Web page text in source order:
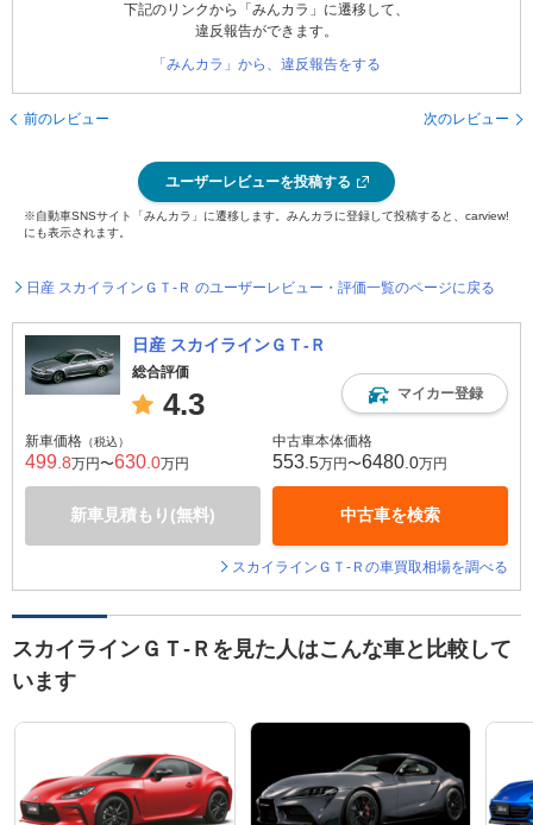
下記のリンクから「みんカラ」に遷移して、
違反報告ができます。
「みんカラ」から、違反報告をする
前のレビュー 次のレビュー
ユーザーレビューを投稿する
※自動車SNSサイト「みんカラ」に遷移します。みんカラに登録して投稿すると、carview!
にも表示されます。
日産 スカイラインＧＴ‐Ｒ のユーザーレビュー・評価一覧のページに戻る
日産 スカイラインＧＴ‐Ｒ
総合評価
4.3 マイカー登録
新車価格 （税込）
499 .8万円〜630 .0万円
新車見積もり(無料)
中古車本体価格
553 .5万円〜6480 .0万円
中古車を検索
スカイラインＧＴ‐Ｒの車買取相場を調べる
スカイラインＧＴ‐Ｒを見た人はこんな車と比較して
います